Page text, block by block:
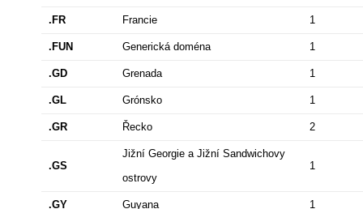
.FR Francie 1
.FUN Generická doména 1
.GD Grenada 1
.GL Grónsko 1
.GR Řecko 2
.GS
Jižní Georgie a Jižní Sandwichovy
ostrovy
1
.GY Guyana 1